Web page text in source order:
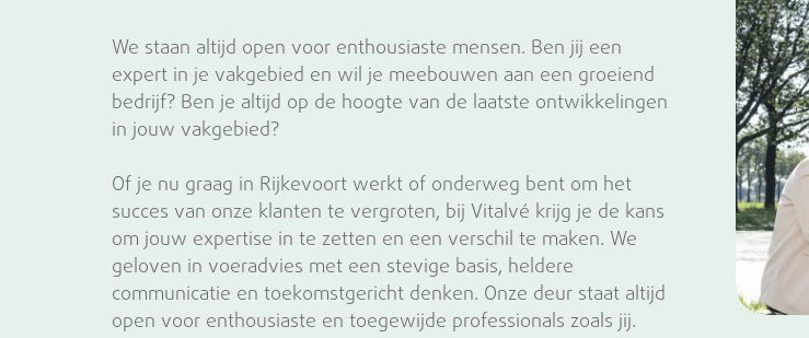
We staan altijd open voor enthousiaste mensen. Ben jij een
expert in je vakgebied en wil je meebouwen aan een groeiend
bedrijf? Ben je altijd op de hoogte van de laatste ontwikkelingen
in jouw vakgebied?
Of je nu graag in Rijkevoort werkt of onderweg bent om het
succes van onze klanten te vergroten, bij Vitalvé krijg je de kans
om jouw expertise in te zetten en een verschil te maken. We
geloven in voeradvies met een stevige basis, heldere
communicatie en toekomstgericht denken. Onze deur staat altijd
open voor enthousiaste en toegewijde professionals zoals jij.